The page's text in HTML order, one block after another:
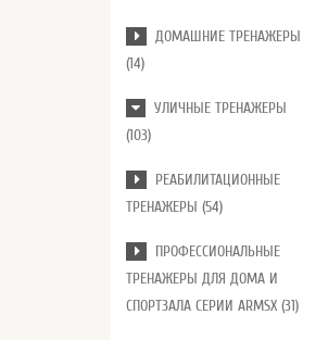
ДОМАШНИЕ ТРЕНАЖЕРЫ
(14)
УЛИЧНЫЕ ТРЕНАЖЕРЫ
(103)
РЕАБИЛИТАЦИОННЫЕ
ТРЕНАЖЕРЫ (54)
ПРОФЕССИОНАЛЬНЫЕ
ТРЕНАЖЕРЫ ДЛЯ ДОМА И
СПОРТЗАЛА СЕРИИ ARMSX (31)